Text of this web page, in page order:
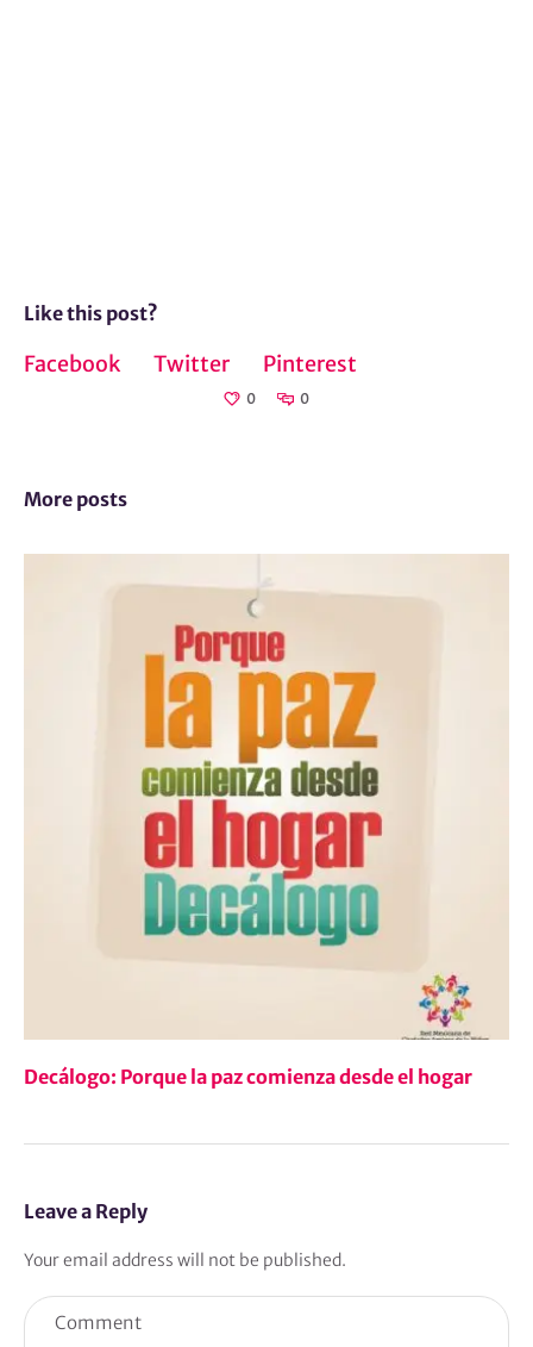
Like this post?
Facebook Twitter Pinterest
0 0
More posts
Decálogo: Porque la paz comienza desde el hogar
Leave a Reply
Your email address will not be published.